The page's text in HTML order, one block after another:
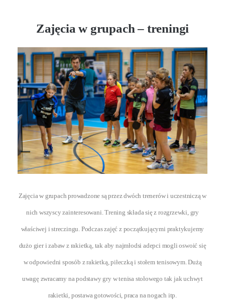
Zajęcia w grupach – treningi
Zajęcia w grupach prowadzone są przez dwóch trenerów i uczestniczą w
nich wszyscy zainteresowani. Trening składa się z rozgrzewki, gry
właściwej i streczingu. Podczas zajęć z początkującymi praktykujemy
dużo gier i zabaw z rakietką, tak aby najmłodsi adepci mogli oswoić się
w odpowiedni sposób z rakietką, piłeczką i stołem tenisowym. Dużą
uwagę zwracamy na podstawy gry w tenisa stołowego tak jak uchwyt
rakietki, postawa gotowości, praca na nogach itp.